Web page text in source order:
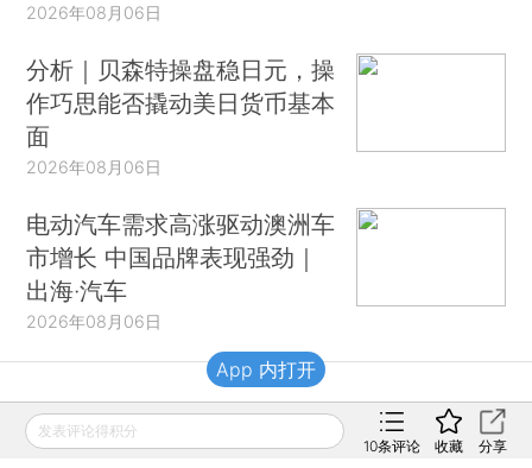
2026年08月06日
分析｜贝森特操盘稳日元，操
作巧思能否撬动美日货币基本
面
2026年08月06日
电动汽车需求高涨驱动澳洲车
市增长 中国品牌表现强劲｜
出海·汽车
2026年08月06日
财新移动
发表评论得积分
10条评论 收藏 分享
App 内打开